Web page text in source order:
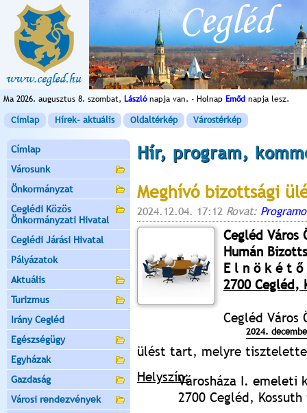
Ma 2026. augusztus 8. szombat, Lászlónapja van. - Holnap Emőd napja lesz.
Címlap Hírek- aktuális Oldaltérkép Várostérkép
Címlap
Városunk
Önkormányzat
Ceglédi Közös
Önkormányzati Hivatal
Ceglédi Járási Hivatal
Pályázatok
Aktuális
Turizmus
Irány Cegléd
Egészségügy
Egyházak
Gazdaság
Városi rendezvények
Hír, program,
Meghívó bizottsági
2024.12.04. 17:12 Rovat:
Cegléd Város
Humán
E l n ö k é t ő
2700 Cegléd,
Cegléd Város
2024.
ülést tart, melyre
Helyszín:Városháza I. emeleti
2700 Cegléd,